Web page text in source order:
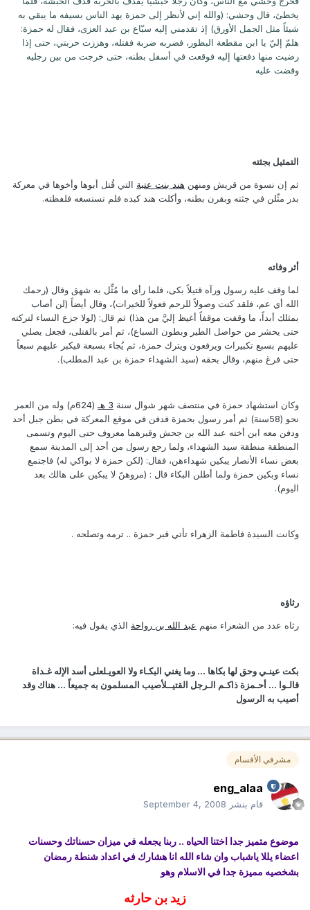
يخطئ، قال وحشي: (والله إني لأنظر إلى حمزة يهد الناس بسيفه ما يبقي به
شيئاً مثل الجمل الأورق) إذ تقدمني إليه سبّاع بن عبد العزى، فقال له حمزة:
هلمّ إليّ يا ابن مقطعة البظور، فضربه ضربة فقتله، وهززت حربتي، حتى إذا
رضيت منها دفعتها إليه فوقعت في أسفل بطنه، حتى خرجت من بين رجليه
وقضت عليه
التمثيل بجثته
ثم إن نسوة من قريش ومنهن هند بنت عتبةالتي قُتل أبوها وأخوها في معركة
بدر مثّلن في جثته وبقرن بطنه، وأكلت هند كبده فلم تستسغه فلفظته.
أثر وفاته
لما وقف عليه رسول ورآه قتيلاً بكى، فلما رأى ما مُثِّل به شهق وقال (رحمك
الله أي عم، فلقد كنت وصولاً للرحم فعولاً للخيرات)، وقال أيضاً (لن أصاب
بمثلك أبداً، ما وقفت موقفاً أغيظ إليَّ من هذا) ثم قال: (لولا جزع النساء لتركته
حتى يحشر من حواصل الطير وبطون السباع)، ثم أمر بالقتلى، فجعل يصلي
عليهم بسبع تكبيرات ويرفعون ويترك حمزة، ثم يُجاء بسبعة فيكبر عليهم سبعاً
حتى فرغ منهم، وقال بحقه (سيد الشهداء حمزة بن عبد المطلب).
وكان استشهاد حمزة في منتصف شهر شوال سنة 3 هـ
(624م) وله من العمر
نحو (58سنة) ثم أمر رسول بحمزة فدفن في موقع المعركة في بطن جبل أحد
ودفن معه ابن أخته عبد الله بن جحش وقبرهما معروف حتى اليوم وتسمى
المنطقة منطقة سيد الشهداء، ولما رجع رسول من أحد إلى المدينة سمع
بعض نساء الأنصار يبكين شهداءهن، فقال: (لكن حمزة لا بواكي له) فاجتمع
نساء وبكين حمزة ولما أطلن البكاء قال : (مروهنّ لا يبكين على هالك بعد
اليوم).
وكانت السيدة فاطمة الزهراء تأتي قبر حمزة .. ترمه وتصلحه .
رثاؤه
رثاه عدد من الشعراء منهم عبد الله بن رواحةالذي يقول فيه:
بكت عينـي وحق لها بكاها ... وما يغني البكـاء ولا العويـلعلى أسد الإله غـداة
قالـوا ... أحـمزة ذاكـم الـرجل القتيــلأصيب المسلمون به جميعاً ... هناك وقد
أصيب به الرسول
مشرفي الأقسام
eng_alaa
قام بنشر September 4, 2008
موضوع متميز جدا اختنا الحياه .. ربنا يجعله في ميزان حسناتك وحسنات
اعضاء يللا ياشباب وان شاء الله انا هشارك في اعداد شنطة رمضان
بشخصيه مميزة جدا في الاسلام وهو
زيد بن حارثه